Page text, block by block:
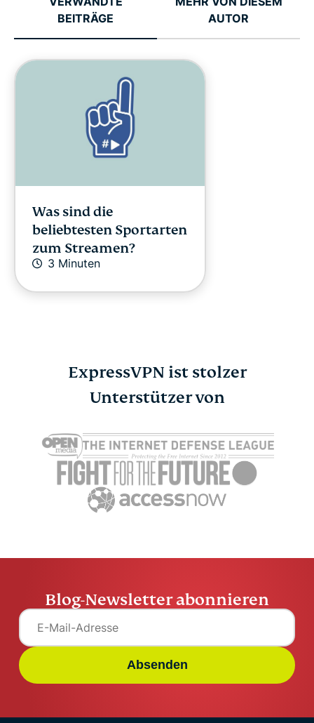
BEITRÄGE
AUTOR
Was sind die
beliebtesten Sportarten
zum Streamen?
3 Minuten
ExpressVPN ist stolzer
Unterstützer von
Blog-Newsletter abonnieren
Absenden